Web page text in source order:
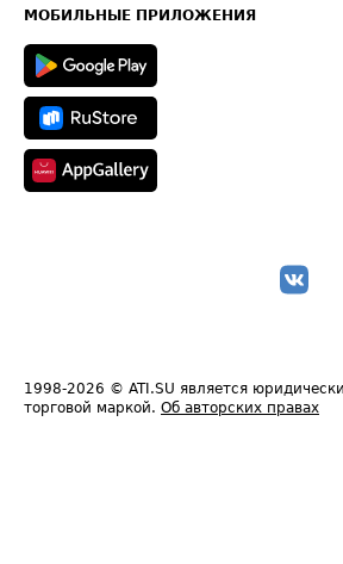
Техническая информация
МОБИЛЬНЫЕ ПРИЛОЖЕНИЯ
1998-2026 © ATI.SU является
торговой маркой. Об авторских правах